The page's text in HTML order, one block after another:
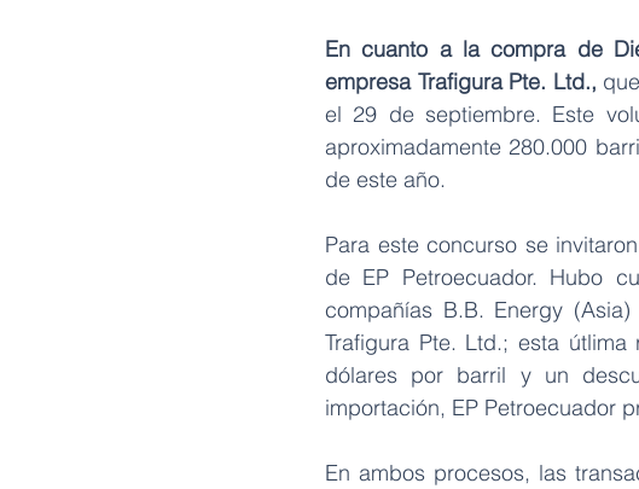
En cuanto a la compra de
empresa Trafigura Pte. Ltd.,
el 29 de septiembre. Este
aproximadamente 280.000
de este año.
Para este concurso se
de EP Petroecuador. Hubo
compañías B.B. Energy
Trafigura Pte. Ltd.; esta
dólares por barril y un
importación, EP Petroecuador
En ambos procesos, las